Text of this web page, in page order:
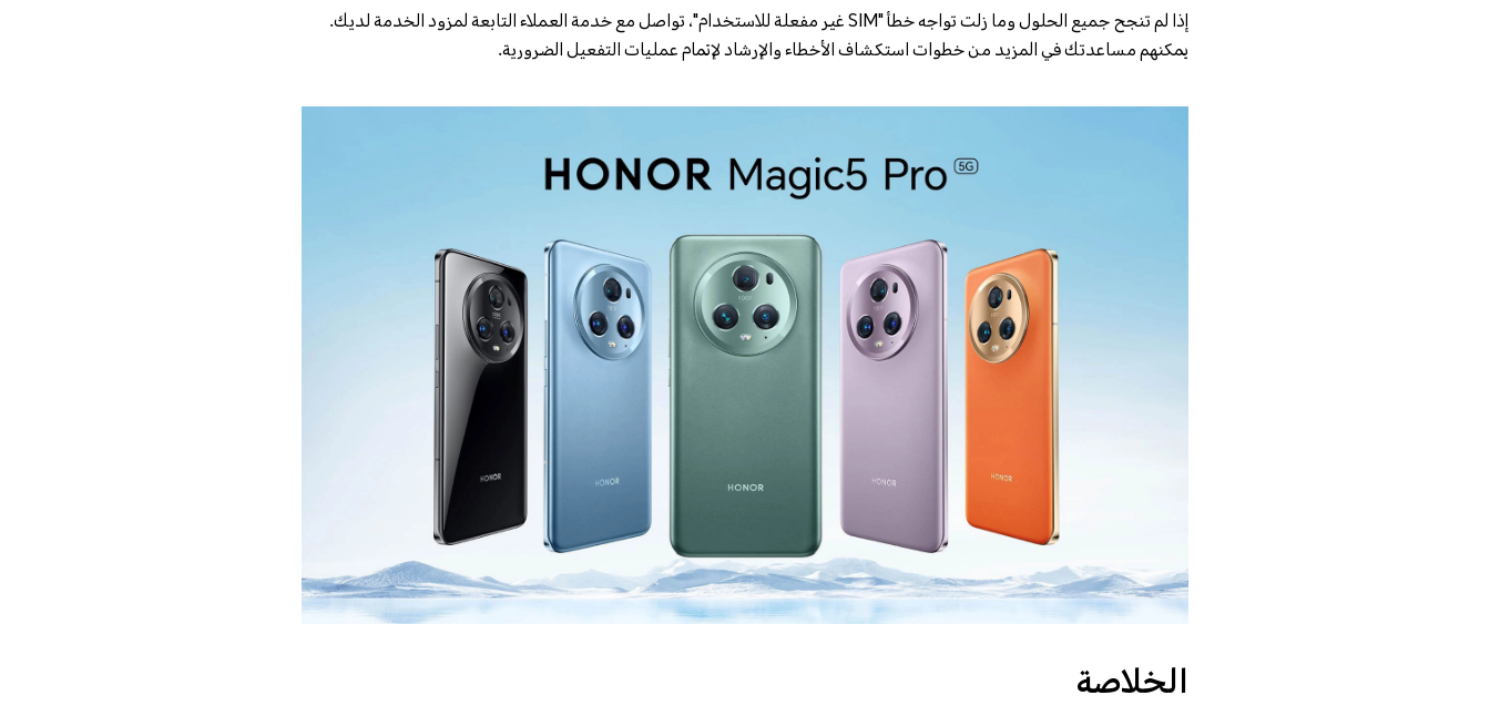
إذا لم تنجح جميع الحلول وما زلت تواجه خطأ "SIM غير مفعلة للاستخدام"، تواصل مع خدمة العملاء التابعة لمزود الخدمة لديك.
يمكنهم مساعدتك في المزيد من خطوات استكشاف الأخطاء والإرشاد لإتمام عمليات التفعيل الضرورية.
الخلاصة